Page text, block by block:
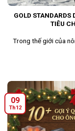
GOLD
TIÊU
Trong thế giới của
09
Th12